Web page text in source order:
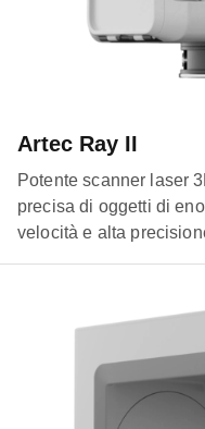
Artec Ray II
Potente scanner laser
precisa di oggetti di
velocità e alta